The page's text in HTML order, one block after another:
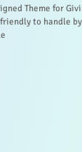
Theme for
to handle